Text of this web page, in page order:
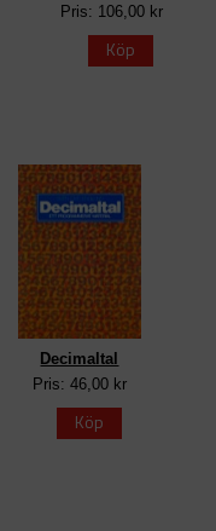
Pris: 106,00 kr
Köp
Decimaltal
Pris: 46,00 kr
Köp